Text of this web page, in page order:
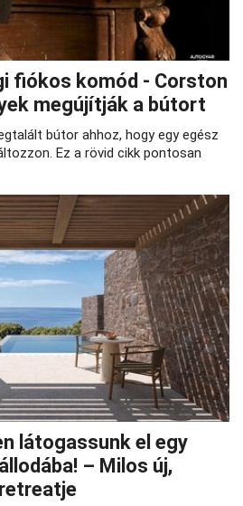
fiókos komód - Corston
megújítják a bútort
bútor ahhoz, hogy egy egész
Ez a rövid cikk pontosan
látogassunk el egy
– Milos új,